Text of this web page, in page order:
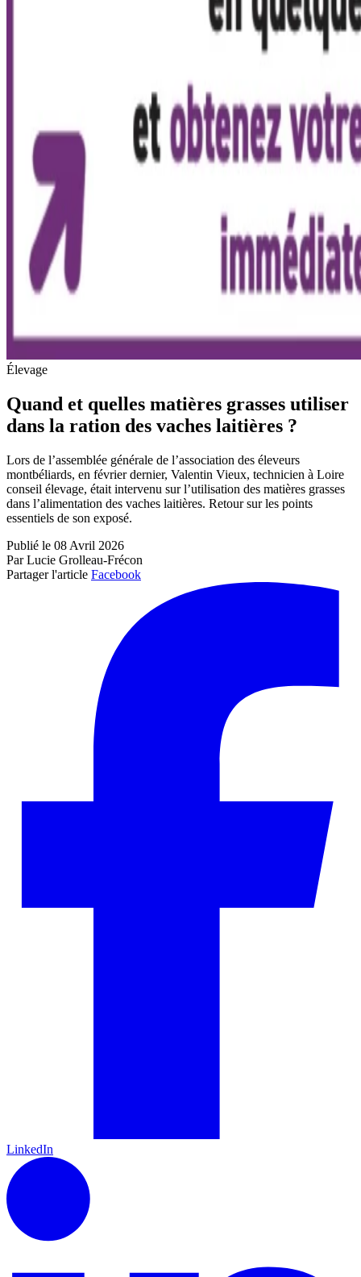
Élevage
Quand et quelles matières grasses utiliser
dans la ration des vaches laitières ?
Lors de l’assemblée générale de l’association des éleveurs
montbéliards, en février dernier, Valentin Vieux, technicien à Loire
conseil élevage, était intervenu sur l’utilisation des matières grasses
dans l’alimentation des vaches laitières. Retour sur les points
essentiels de son exposé.
Publié le 08 Avril 2026
Par Lucie Grolleau-Frécon
Partager l'article Facebook
LinkedIn